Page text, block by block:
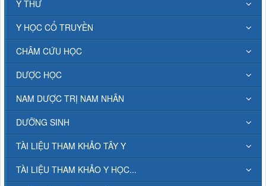
Y THƯ
Y HỌC CỔ TRUYỀN
CHÂM CỨU HỌC
DƯỢC HỌC
NAM DƯỢC TRỊ NAM NHÂN
DƯỠNG SINH
TÀI LIỆU THAM KHẢO TÂY Y
TÀI LIỆU THAM KHẢO Y HỌC...